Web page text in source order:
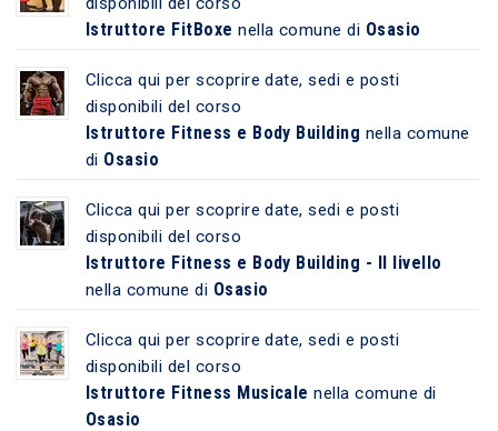
Istruttore FitBoxe nella comune di Osasio
Clicca qui per scoprire date, sedi e posti
disponibili del corso
Istruttore Fitness e Body Building nella comune
di Osasio
Clicca qui per scoprire date, sedi e posti
disponibili del corso
Istruttore Fitness e Body Building - II livello
nella comune di Osasio
Clicca qui per scoprire date, sedi e posti
disponibili del corso
Istruttore Fitness Musicale nella comune di
Osasio